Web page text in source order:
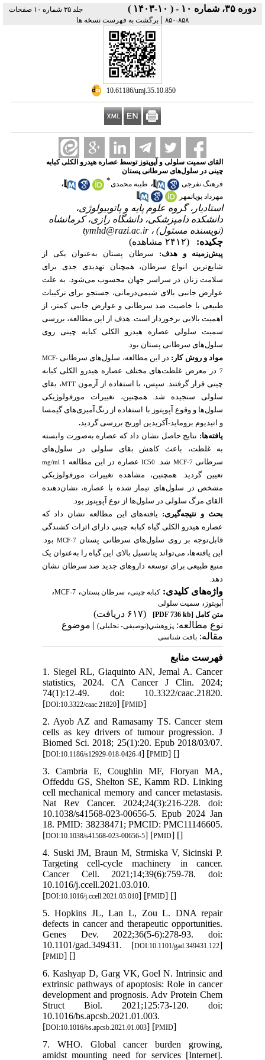
دوره ۳۵، شماره ۱۰ - ( ۱۰-۱۴۰۳ )
جلد ۳۵ شماره ۱۰ صفحات
۸۵۸-۸۵۰
| برگشت به فهرست نسخه ها
‎ 10.61186/umj.35.10.850
القای سمیت سلولی و آپوپتوز توسط عصاره هیدرو الکلی کبابه
چینی در سلول‌های سرطانی پستان
فرهنگ تفرجی
، طیبه محمدی* ،
مهرداد پویانمهر
استادیار، گروه علوم پایه و پاتوبیولوژی،
دانشکده دامپزشکی، دانشگاه رازی، کرمانشاه
(نویسنده مسئول) ،tymhd@razi.ac.ir
چکیده:
(۲۴۱۲ مشاهده)
پیش‌زمینه و هدف: سرطان پستان به‌عنوان یکی از
شایع‌ترین انواع سرطان، همچنان تهدیدی جدی برای
سلامت زنان در سراسر جهان محسوب می‌شود. به علت
عوارض جانبی بالای شیمی‌درمانی، جستجو برای ترکیبات
طبیعی با خاصیت ضد سرطانی و عوارض جانبی کمتر، از
اهمیت بالایی برخوردار است. هدف از این مطالعه، بررسی
سمیت سلولی عصاره هیدرو الکلی کبابه چینی روی
سلول‌های سرطانی پستان بود.
مواد و روش کار: در این مطالعه، سلول‌های سرطانیMCF-
7در معرض غلظت‌های مختلف عصاره هیدرو الکلی کبابه
چینی قرار گرفتند. سپس، با استفاده از آزمونMTT، بقای
سلولی سنجیده شد. همچنین، تغییرات مورفولوژیکی
سلول‌ها و وقوع آپوپتوز با استفاده از رنگ‌آمیزی‌های گیمسا
و اتیدیوم بروماید-آکریدین اورنج بررسی گردید.
یافته‌ها: نتایج حاصل نشان داد که عصاره به‌صورت وابسته
به غلظت، باعث کاهش بقای سلولی در سلول‌های
سرطانیMCF-7 شد. IC50عصاره در این مطالعه mg/ml 1
تعیین گردید. همچنین، مشاهده تغییرات مورفولوژیکی
مشخص در سلول‌های تیمار شده با عصاره، نشان‌دهنده
القای مرگ سلولی در سلول‌ها از نوع آپوپتوز بود.
بحث و نتیجه‌گیری:
یافته‌های این مطالعه نشان داد که
عصاره هیدرو الکلی گیاه کبابه چینی دارای اثرات کشندگی
قابل‌توجه بر روی سلول‌های سرطانی پستان MCF-7بود.
این یافته‌ها، می‌تواند پتانسیل بالای این گیاه را به‌عنوان یک
منبع طبیعی برای توسعه داروهای جدید ضد سرطان نشان
دهد.
واژه‌های کلیدی: کبابه چینی، سرطان پستان، MCF-7،
آپوپتوز ، سمیت سلولی
متن کامل[PDF 736 kb]
(۶۱۷ دریافت)
نوع مطالعه: پژوهشي(توصیفی- تحلیلی)| موضوع
مقاله: بافت شناسی
فهرست منابع
1. Siegel RL, Giaquinto AN, Jemal A. Cancer
statistics, 2024. CA Cancer J Clin. 2024;
74(1):12-49. doi: 10.3322/caac.21820.
[DOI:10.3322/caac.21820] [PMID]
2. Ayob AZ and Ramasamy TS. Cancer stem
cells as key drivers of tumour progression. J
Biomed Sci. 2018; 25(1):20. Epub 2018/03/07.
[DOI:10.1186/s12929-018-0426-4] [PMID] []
3. Cambria E, Coughlin MF, Floryan MA,
Offeddu GS, Shelton SE, Kamm RD. Linking
cell mechanical memory and cancer metastasis.
Nat Rev Cancer. 2024;24(3):216-228. doi:
10.1038/s41568-023-00656-5. Epub 2024 Jan
18. PMID: 38238471; PMCID: PMC11146605.
[DOI:10.1038/s41568-023-00656-5] [PMID] []
4. Suski JM, Braun M, Strmiska V, Sicinski P.
Targeting cell-cycle machinery in cancer.
Cancer Cell. 2021;14;39(6):759-78. doi:
10.1016/j.ccell.2021.03.010.
[DOI:10.1016/j.ccell.2021.03.010] [PMID] []
5. Hopkins JL, Lan L, Zou L. DNA repair
defects in cancer and therapeutic opportunities.
Genes Dev. 2022;36(5-6):278-93. doi:
10.1101/gad.349431. [DOI:10.1101/gad.349431.122]
[PMID] []
6. Kashyap D, Garg VK, Goel N. Intrinsic and
extrinsic pathways of apoptosis: Role in cancer
development and prognosis. Adv Protein Chem
Struct Biol. 2021;125:73-120. doi:
10.1016/bs.apcsb.2021.01.003.
[DOI:10.1016/bs.apcsb.2021.01.003] [PMID]
7. WHO. Global cancer burden growing,
amidst mounting need for services [Internet].